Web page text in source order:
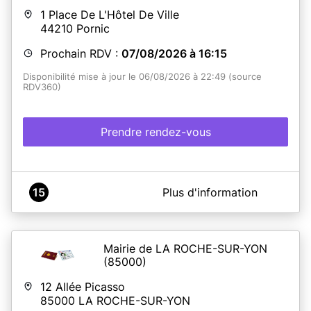
1 Place De L'Hôtel De Ville
44210 Pornic
Prochain RDV : 07/08/2026 à 16:15
Disponibilité mise à jour le 06/08/2026 à 22:49 (source
RDV360)
Prendre rendez-vous
A propos de Mairie de Pornic
entrer par la petite porte pour éviter les marches. Merci
de respecter ce sens de circulation. Le jeudi après 17h et
le samedi matin, l'entrée se fait par la petite porte pour
Dépôt de dossier (15 minutes) : Le demandeur (majeur
ou mineur accompagné du représentant légal) doit être
15 Plus d'information
Mairie de LA ROCHE-SUR-YON
(85000)
12 Allée Picasso
85000 LA ROCHE-SUR-YON